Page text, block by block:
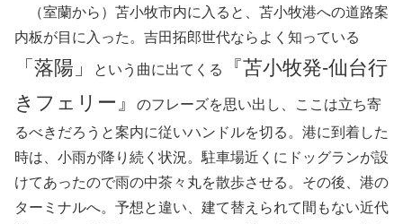
（室蘭から）苫小牧市内に入ると、苫小牧港への道路案
内板が目に入った。吉田拓郎世代ならよく知っている
「落陽」 という曲に出てくる
『苫小牧発‐仙台行
きフェリー』
のフレーズを思い出し、ここは立ち寄
るべきだろうと案内に従いハンドルを切る。港に到着した
時は、小雨が降り続く状況。駐車場近くにドッグランが設
けてあったので雨の中茶々丸を散歩させる。その後、港の
ターミナルへ。予想と違い、建て替えられて間もない近代